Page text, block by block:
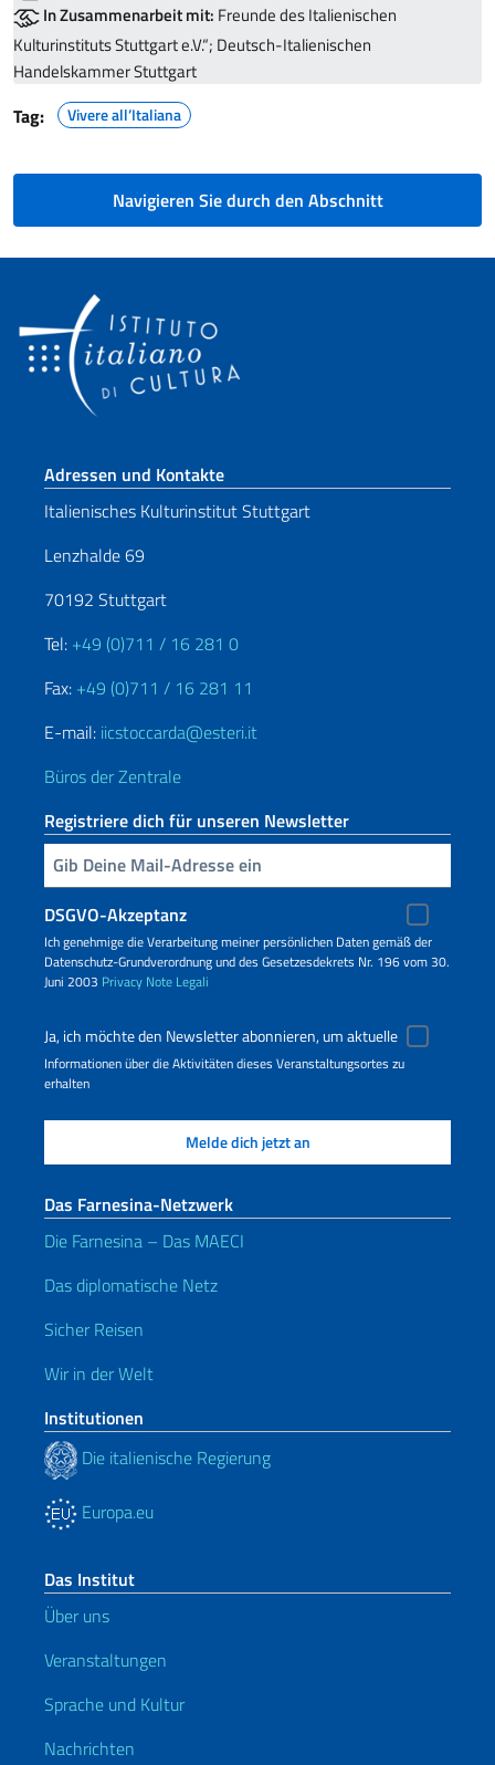
In Zusammenarbeit mit: Freunde des Italienischen
Kulturinstituts Stuttgart e.V.“; Deutsch-Italienischen
Handelskammer Stuttgart
Tag: Vivere all’Italiana
Navigieren Sie durch den Abschnitt
Fußbereich
Adressen und Kontakte
Italienisches Kulturinstitut Stuttgart
Lenzhalde 69
70192 Stuttgart
Tel: +49 (0)711 / 16 281 0
Fax: +49 (0)711 / 16 281 11
E-mail: iicstoccarda@esteri.it
Büros der Zentrale
Registriere dich für unseren Newsletter
Geben Sie Ihre E-Mail ein
DSGVO-Akzeptanz
Ich genehmige die Verarbeitung meiner persönlichen Daten gemäß der
Datenschutz-Grundverordnung und des Gesetzesdekrets Nr. 196 vom 30.
Juni 2003 Privacy Note Legali
Ja, ich möchte den Newsletter abonnieren, um aktuelle
Informationen über die Aktivitäten dieses Veranstaltungsortes zu
erhalten
Das Farnesina-Netzwerk
Die Farnesina – Das MAECI
Das diplomatische Netz
Sicher Reisen
Wir in der Welt
Institutionen
Die italienische Regierung
Europa.eu
Das Institut
Über uns
Veranstaltungen
Sprache und Kultur
Nachrichten